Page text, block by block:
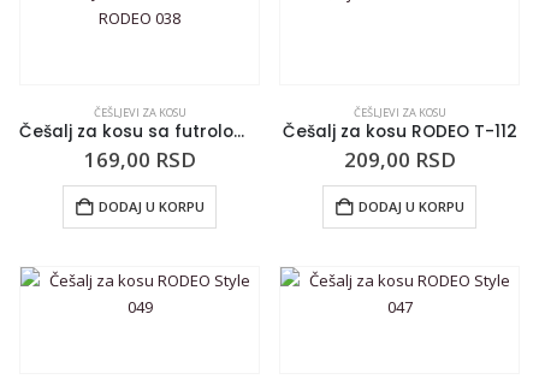
ČEŠLJEVI ZA KOSU
Češalj za kosu sa futrolom RODEO 038
169,00 RSD
DODAJ U KORPU
ČEŠLJEVI ZA KOSU
Češalj za kosu RODEO T-112
209,00 RSD
DODAJ U KORPU